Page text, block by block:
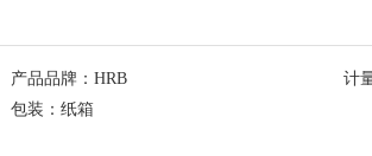
产品品牌： HRB 计
包装： 纸箱